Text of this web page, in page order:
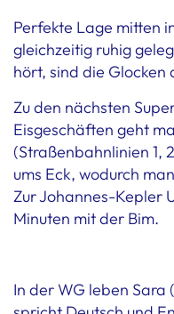
Perfekte Lage mitten
gleichzeitig ruhig
hört, sind die Glocken
Zu den nächsten
Eisgeschäften geht
(Straßenbahnlinien 1,
ums Eck, wodurch
Zur Johannes-Kepler
Minuten mit der Bim.
In der WG leben